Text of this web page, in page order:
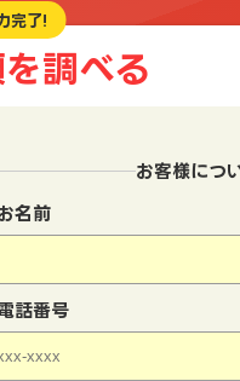
完了!
調べる
お客様につ
名前
話番号